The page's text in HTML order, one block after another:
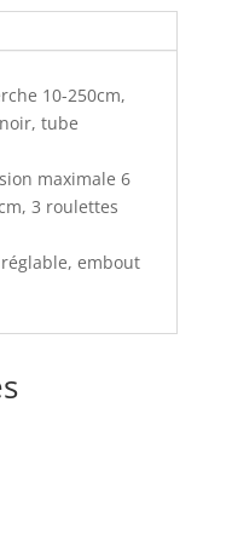
10-250cm,
tube
maximale 6
3 roulettes
embout